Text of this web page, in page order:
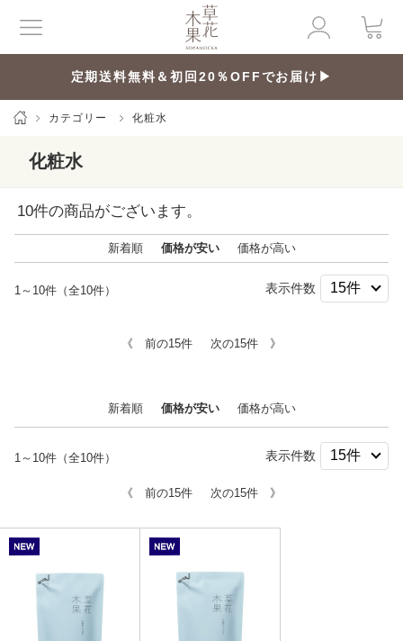
定期送料無料＆初回20％OFFでお届け▶
カテゴリー 化粧水
化粧水
10件の商品がございます。
新着順 価格が安い 価格が高い
1～10件（全10件） 表示件数
《 前の15件 次の15件 》
新着順 価格が安い 価格が高い
1～10件（全10件） 表示件数
《 前の15件 次の15件 》